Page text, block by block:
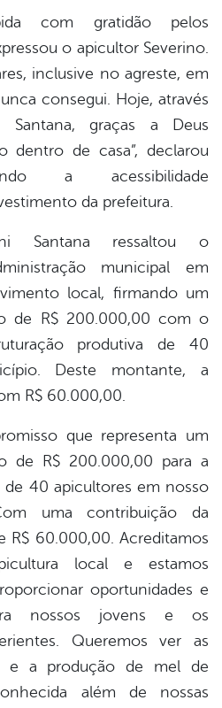
com gratidão pelos
o apicultor Severino.
inclusive no agreste, em
consegui. Hoje, através
graças a Deus
dentro de casa”, declarou
a acessibilidade
da prefeitura.
Santana ressaltou o
municipal em
local, firmando um
de R$ 200.000,00 com o
produtiva de 40
Deste montante, a
R$ 60.000,00.
que representa um
de R$ 200.000,00 para a
de 40 apicultores em nosso
uma contribuição da
R$ 60.000,00. Acreditamos
local e estamos
oportunidades e
nossos jovens e os
Queremos ver as
e a produção de mel de
além de nossas